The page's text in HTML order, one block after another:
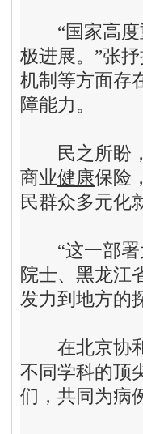
“国家高度
极进展。”张
机制等方面存
障能力。
民之所盼，
商业健康保险
民群众多元化
“这一部署
院士、黑龙江
发力到地方的
在北京协
不同学科的顶
们，共同为病